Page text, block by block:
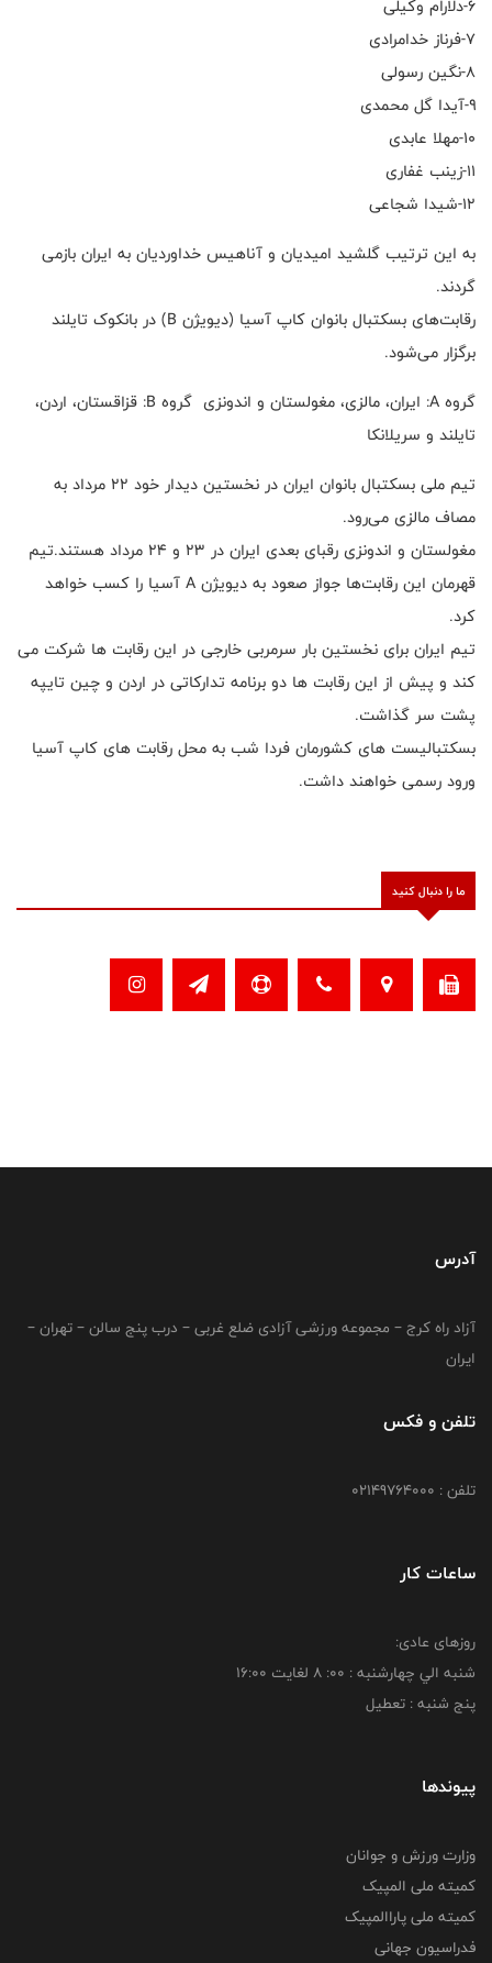
۶-دلارام وکیلی
۷-فرناز خدامرادی
۸-نگین رسولی
۹-آیدا گل محمدی
۱۰-مهلا عابدی
۱۱-زینب غفاری
۱۲-شیدا شجاعی
به این ترتیب گلشید امیدیان و آناهیس خداوردیان به ایران بازمی
گردند.
رقابت‌های بسکتبال بانوان کاپ آسیا (دیویژن B) در بانکوک تایلند
برگزار می‌شود.
گروه A: ایران، مالزی، مغولستان و اندونزی گروه B: قزاقستان، اردن،
تایلند و سریلانکا
تیم ملی بسکتبال بانوان ایران در نخستین دیدار خود ۲۲ مرداد به
مصاف مالزی می‌رود.
مغولستان و اندونزی رقبای بعدی ایران در ۲۳ و ۲۴ مرداد هستند.تیم
قهرمان این رقابت‌ها جواز صعود به دیویژن A آسیا را کسب خواهد
کرد.
تیم ایران برای نخستین بار سرمربی خارجی در این رقابت ها شرکت می
کند و پیش از این رقابت ها دو برنامه تدارکاتی در اردن و چین تایپه
پشت سر گذاشت.
بسکتبالیست های کشورمان فردا شب به محل رقابت های کاپ آسیا
ورود رسمی خواهند داشت.
ما را دنبال کنید
آدرس
آزاد راه کرج – مجموعه ورزشی آزادی ضلع غربی – درب پنج سالن – تهران –
ایران
تلفن و فکس
تلفن : 02149764000
ساعات کار
روزهای عادی:
شنبه الي چهارشنبه : 00: 8 لغايت 16:00
پنج شنبه : تعطیل
پیوندها
وزارت ورزش و جوانان
کمیته ملی المپیک
کمیته ملی پاراالمپیک
فدراسیون جهانی